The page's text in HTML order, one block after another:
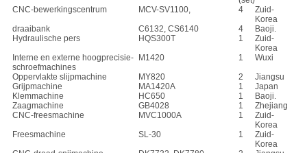
CNC-bewerkingscentrum
MCV-SV1100, 4
Zuid-
Korea
draaibank
C6132, CS6140 4
Baoji.
Hydraulische pers
HQS300T 1
Zuid-
Korea
Interne en externe hoogprecisie-
schroefmachines
M1420 1
Wuxi
Oppervlakte slijpmachine
MY820 2
Jiangsu
Grijpmachine
MA1420A 1
Japan
Klemmachine
HC650 1
Baoji.
Zaagmachine
GB4028 1
Zhejiang
CNC-freesmachine
MVC1000A 1
Zuid-
Korea
Freesmachine
SL-30 1
Zuid-
Korea